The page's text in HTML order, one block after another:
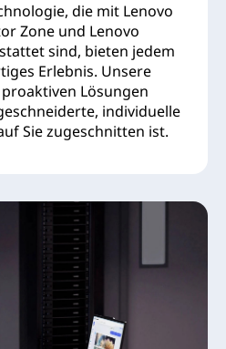
die mit Lenovo
Zone und Lenovo
sind, bieten jedem
Erlebnis. Unsere
Lösungen
individuelle
Sie zugeschnitten ist.